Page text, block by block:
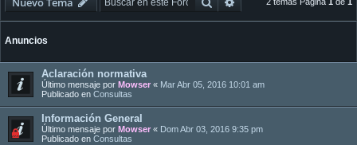
Anuncios
Aclaración normativa
Último mensaje por Mowser « Mar Abr 05, 2016 10:01 am
Publicado en Consultas
Información General
Último mensaje por Mowser « Dom Abr 03, 2016 9:35 pm
Publicado en Consultas